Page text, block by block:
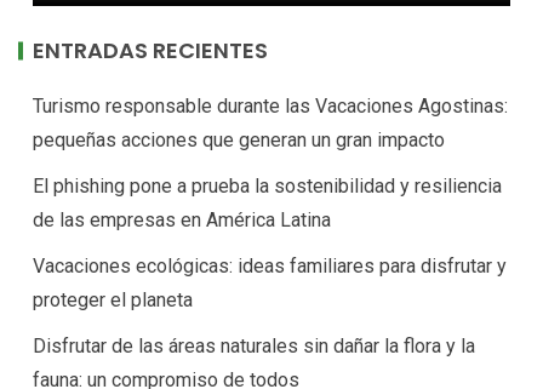
ENTRADAS RECIENTES
Turismo responsable durante las Vacaciones Agostinas:
pequeñas acciones que generan un gran impacto
El phishing pone a prueba la sostenibilidad y resiliencia
de las empresas en América Latina
Vacaciones ecológicas: ideas familiares para disfrutar y
proteger el planeta
Disfrutar de las áreas naturales sin dañar la flora y la
fauna: un compromiso de todos